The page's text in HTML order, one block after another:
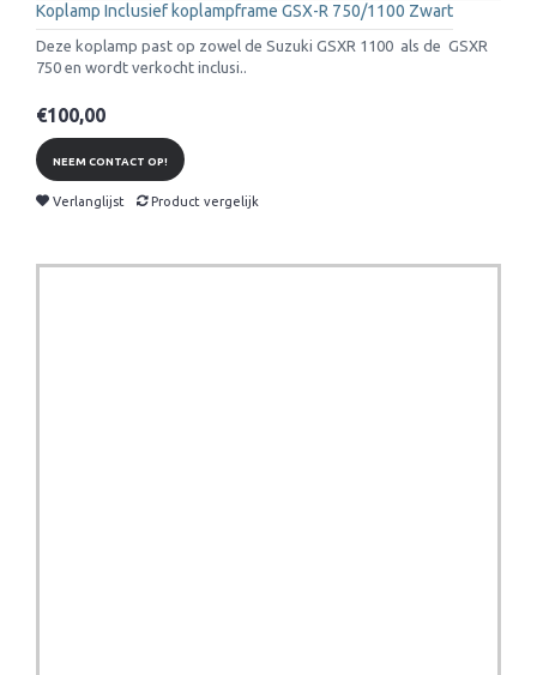
Koplamp Inclusief koplampframe GSX-R 750/1100 Zwart
Deze koplamp past op zowel de Suzuki GSXR 1100 als de GSXR
750 en wordt verkocht inclusi..
€100,00
NEEM CONTACT OP!
Verlanglijst Product vergelijk